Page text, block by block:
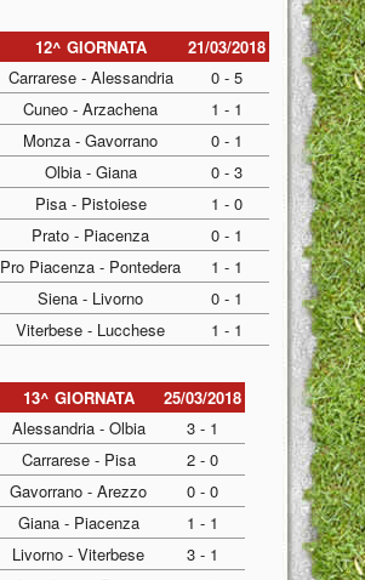
12^ GIORNATA
21/03/2018
Carrarese - Alessandria
0 - 5
Cuneo - Arzachena
1 - 1
Monza - Gavorrano
0 - 1
Olbia - Giana
0 - 3
Pisa - Pistoiese
1 - 0
Prato - Piacenza
0 - 1
Pro Piacenza - Pontedera
1 - 1
Siena - Livorno
0 - 1
Viterbese - Lucchese 1 - 1
13^ GIORNATA
25/03/2018
Alessandria - Olbia
3 - 1
Carrarese - Pisa
2 - 0
Gavorrano - Arezzo
0 - 0
Giana - Piacenza
1 - 1
Livorno - Viterbese
3 - 1